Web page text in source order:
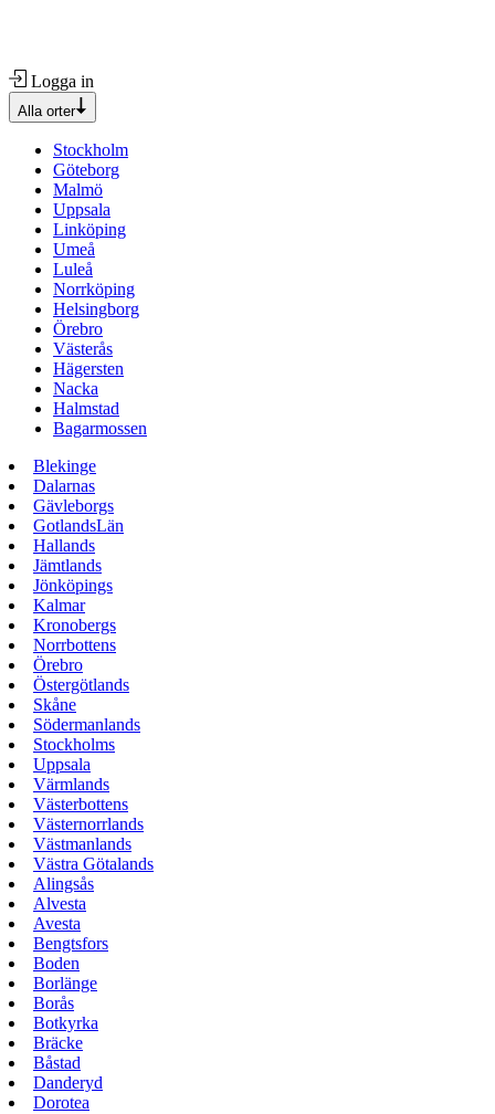
Logga in
Alla orter
Stockholm
Göteborg
Malmö
Uppsala
Linköping
Umeå
Luleå
Norrköping
Helsingborg
Örebro
Västerås
Hägersten
Nacka
Halmstad
Bagarmossen
Blekinge
Dalarnas
Gävleborgs
GotlandsLän
Hallands
Jämtlands
Jönköpings
Kalmar
Kronobergs
Norrbottens
Örebro
Östergötlands
Skåne
Södermanlands
Stockholms
Uppsala
Värmlands
Västerbottens
Västernorrlands
Västmanlands
Västra Götalands
Alingsås
Alvesta
Avesta
Bengtsfors
Boden
Borlänge
Borås
Botkyrka
Bräcke
Båstad
Danderyd
Dorotea